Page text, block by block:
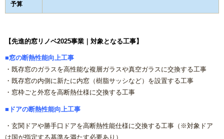
予算
【先進的窓リノベ2025事業｜対象となる工事】
■窓の断熱性能向上工事
・既存窓のガラスを高性能な複層ガラスや真空ガラスに交換する工事
・既存窓の内側に新たに内窓（樹脂サッシなど）を設置する工事
・窓枠ごと外窓を高断熱仕様に交換する工事
■ドアの断熱性能向上工事
・玄関ドアや勝手口ドアを高断熱性能仕様に交換する工事（※対象ドア
は国が指定する基準を満たす必要あり）